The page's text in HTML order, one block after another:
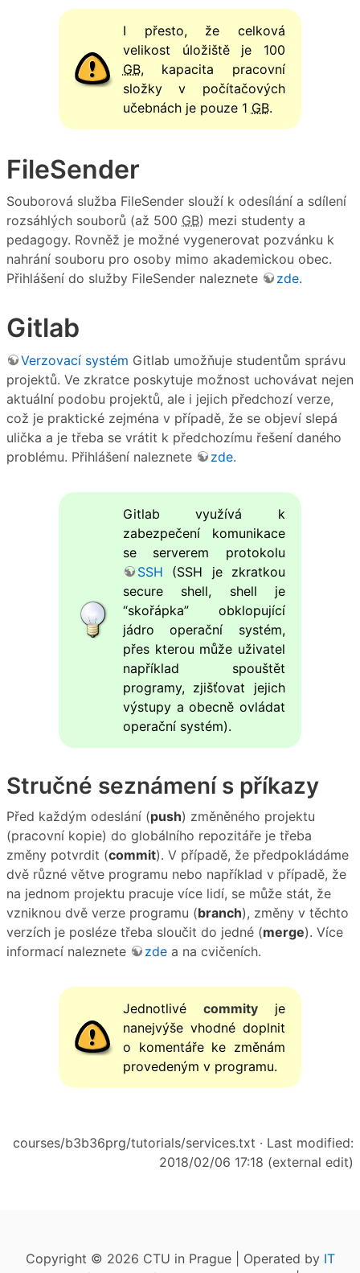
I přesto, že celková
velikost úložiště je 100
GB, kapacita pracovní
složky v počítačových
učebnách je pouze 1 GB.
FileSender
Souborová služba FileSender slouží k odesílání a sdílení
rozsáhlých souborů (až 500 GB) mezi studenty a
pedagogy. Rovněž je možné vygenerovat pozvánku k
nahrání souboru pro osoby mimo akademickou obec.
Přihlášení do služby FileSender naleznete
zde.
Gitlab
Verzovací systém Gitlab umožňuje studentům správu
projektů. Ve zkratce poskytuje možnost uchovávat nejen
aktuální podobu projektů, ale i jejich předchozí verze,
což je praktické zejména v případě, že se objeví slepá
ulička a je třeba se vrátit k předchozímu řešení daného
problému. Přihlášení naleznete
zde.
Gitlab využívá k
zabezpečení komunikace
se serverem protokolu
SSH (SSH je zkratkou
secure shell, shell je
“skořápka” obklopující
jádro operační systém,
přes kterou může uživatel
například spouštět
programy, zjišťovat jejich
výstupy a obecně ovládat
operační systém).
Stručné seznámení s příkazy
Před každým odeslání (push) změněného projektu
(pracovní kopie) do globálního repozitáře je třeba
změny potvrdit (commit). V případě, že předpokládáme
dvě různé větve programu nebo například v případě, že
na jednom projektu pracuje více lidí, se může stát, že
vzniknou dvě verze programu (branch), změny v těchto
verzích je posléze třeba sloučit do jedné (merge). Více
informací naleznete
zde a na cvičeních.
Jednotlivé commity je
nanejvýše vhodné doplnit
o komentáře ke změnám
provedeným v programu.
courses/b3b36prg/tutorials/services.txt · Last modified:
2018/02/06 17:18 (external edit)
Copyright © 2026 CTU in Prague | Operated by IT